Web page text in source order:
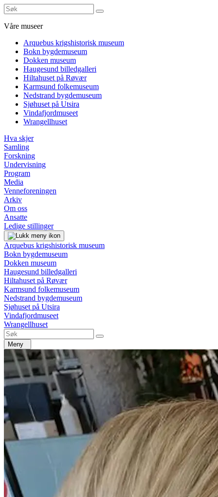
Våre museer
Arquebus krigshistorisk museum
Bokn bygdemuseum
Dokken museum
Haugesund billedgalleri
Hiltahuset på Røvær
Karmsund folkemuseum
Nedstrand bygdemuseum
Sjøhuset på Utsira
Vindafjordmuseet
Wrangellhuset
Hva skjer
Samling
Forskning
Undervisning
Program
Media
Venneforeningen
Arkiv
Om oss
Ansatte
Ledige stillinger
Arquebus krigshistorisk museum
Bokn bygdemuseum
Dokken museum
Haugesund billedgalleri
Hiltahuset på Røvær
Karmsund folkemuseum
Nedstrand bygdemuseum
Sjøhuset på Utsira
Vindafjordmuseet
Wrangellhuset
Meny